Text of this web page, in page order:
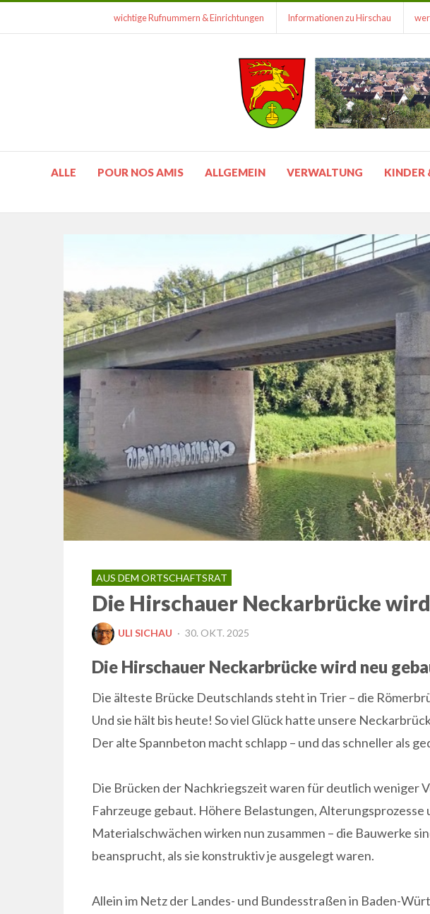
wichtige Rufnummern & Einrichtungen Informationen zu Hirschau
ALLE POUR NOS AMIS ALLGEMEIN VERWALTUNG KINDER
AUS DEM ORTSCHAFTSRAT
Die Hirschauer Neckarbrücke
ULI SICHAU
POSTED
30. OKT. 2025
Die Hirschauer Neckarbrücke wird neu
Die älteste Brücke Deutschlands steht in Trier – die
Und sie hält bis heute! So viel Glück hatte unsere
Der alte Spannbeton macht schlapp – und das schneller als
Die Brücken der Nachkriegszeit waren für deutlich weniger
Fahrzeuge gebaut. Höhere Belastungen, Alterungsprozesse
Materialschwächen wirken nun zusammen – die Bauwerke
beansprucht, als sie konstruktiv je ausgelegt waren.
Allein im Netz der Landes- und Bundesstraßen in Baden-